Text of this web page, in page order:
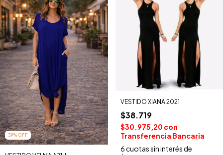
39% OFF
VESTIDO XIANA 2021
$38.719
$30.975,20 con
Transferencia Bancaria
6cuotas sin interés de